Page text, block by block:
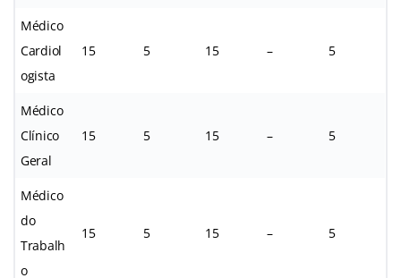
Médico
Cardiol
ogista
15 5 15 – 5
Médico
Clínico
Geral
15 5 15 – 5
Médico
do
Trabalh
o
15 5 15 – 5